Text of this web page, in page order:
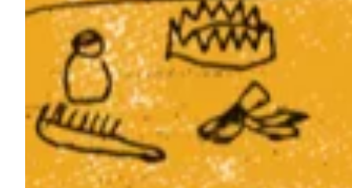
E-Books
Eventos
Podcast
Assine